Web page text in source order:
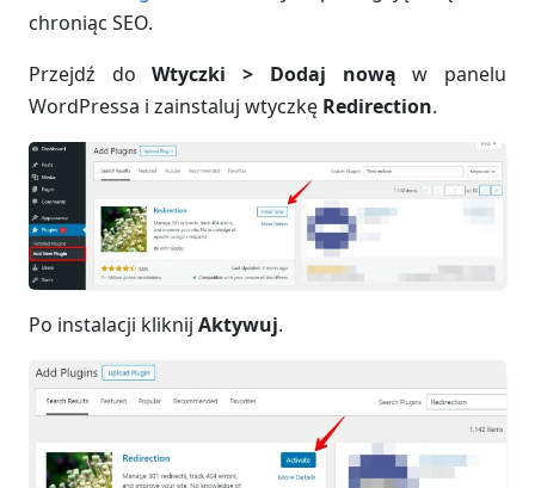
chroniąc SEO.
Przejdź doWtyczki > Dodaj nową w panelu
WordPressa i zainstaluj wtyczkę Redirection.
Po instalacji kliknij Aktywuj.